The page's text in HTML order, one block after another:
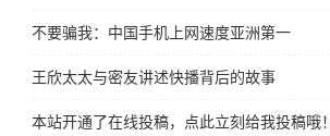
不要骗我：中国手机上网速度亚洲第一
王欣太太与密友讲述快播背后的故事
本站开通了在线投稿，点此立刻给我投稿哦！